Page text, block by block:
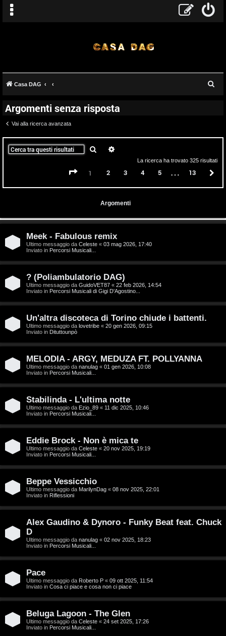
A
r
g
o
m
e
n
t
i
s
e
n
z
a
r
p
o
s
t
a
Casa DAG
Argomenti senza risposta
Vai alla ricerca avanzata
Cerca
La ricerca ha trovato 325 risultati
Pagina di
1 2 3 4 5 … 13
Argomenti
Meek - Fabulous remix
Ultimo messaggio da Celeste « 03 mag 2026, 17:40
Inviato in Percorsi Musicali...
? (Poliambulatorio DAG)
Ultimo messaggio da GuidoVET87 « 22 feb 2026, 14:54
Inviato in Percorsi Musicali di Gigi D'Agostino...
Un'altra discoteca di Torino chiude i battenti.
Ultimo messaggio da lovetribe « 20 gen 2026, 09:15
Inviato in Dituttounpò
MELODIA - ARGY, MEDUZA FT. POLLYANNA
Ultimo messaggio da nanulag « 01 gen 2026, 10:08
Inviato in Percorsi Musicali...
Stabilinda - L'ultima notte
Ultimo messaggio da Ezio_89 « 11 dic 2025, 10:46
Inviato in Percorsi Musicali...
Eddie Brock - Non è mica te
Ultimo messaggio da Celeste « 20 nov 2025, 19:19
Inviato in Percorsi Musicali...
Beppe Vessicchio
Ultimo messaggio da MarilynDag « 08 nov 2025, 22:01
Inviato in Riflessioni
Alex Gaudino & Dynoro - Funky Beat feat. Chuck
D
Ultimo messaggio da nanulag « 02 nov 2025, 18:23
Inviato in Percorsi Musicali...
Pace
Ultimo messaggio da Roberto P « 09 ott 2025, 11:54
Inviato in Cosa ci piace e cosa non ci piace
Beluga Lagoon - The Glen
Ultimo messaggio da Celeste « 24 set 2025, 17:26
Inviato in Percorsi Musicali...
T
o
p
i
c
A
t
t
i
v
i
G
i
g
D
'
A
g
o
s
t
i
n